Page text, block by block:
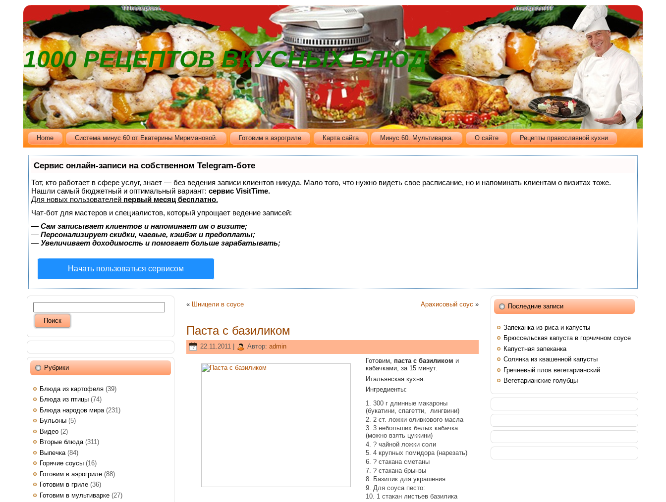
1000 РЕЦЕПТОВ ВКУСНЫХ БЛЮД
Home Cистема минус 60 от Екатерины Миримановой. Готовим в аэрогриле Карта сайта Минус 60. Мультиварка. О сайте Рецепты православной кухни
Сервис онлайн-записи на собственном Telegram-боте
Тот, кто работает в сфере услуг, знает — без ведения записи клиентов никуда. Мало того, что нужно видеть свое расписание, но и напоминать клиентам о визитах тоже.
Нашли самый бюджетный и оптимальный вариант: сервис VisitTime.
Для новых пользователей первый месяц бесплатно.
Чат-бот для мастеров и специалистов, который упрощает ведение записей:
— Сам записывает клиентов и напоминает им о визите;
— Персонализирует скидки, чаевые, кэшбэк и предоплаты;
— Увеличивает доходимость и помогает больше зарабатывать;
Начать пользоваться сервисом
Рубрики
Блюда из картофеля (39)
Блюда из птицы (74)
Блюда народов мира (231)
Бульоны (5)
Видео (2)
Вторые блюда(311)
Выпечка (84)
Горячие соусы (16)
Готовим в аэрогриле (88)
Готовим в гриле (36)
Готовим в мультиварке (27)
« Шницели в соусе Арахисовый соус »
Паста с базиликом
22.11.2011 | Автор: admin
Готовим, паста с базиликом и
кабачками, за 15 минут.
Итальянская кухня.
Ингредиенты:
300 г длинные макароны
(букатини, спагетти, лингвини)
2 ст. ложки оливкового масла
3 небольших белых кабачка
(можно взять цуккини)
? чайной ложки соли
4 крупных помидора (нарезать)
? стакана сметаны
? стакана брынзы
Базилик для украшения
Для соуса песто:
1 стакан листьев базилика
Последние записи
Запеканка из риса и капусты
Брюссельская капуста в горчичном соусе
Капустная запеканка
Солянка из квашенной капусты
Гречневый плов вегетарианский
Вегетарианские голубцы